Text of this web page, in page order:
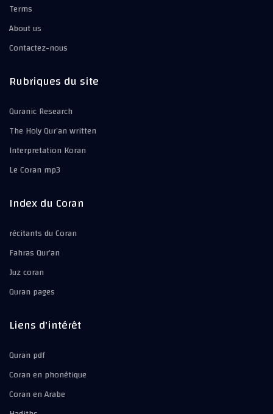
Terms
About us
Contactez-nous
Rubriques du site
Quranic Research
The Holy Qur’an written
Interpretation Koran
Le Coran mp3
Index du Coran
récitants du Coran
Fahras Qur’an
Juz coran
Quran pages
Liens d'intérêt
Quran pdf
Coran en phonétique
Coran en Arabe